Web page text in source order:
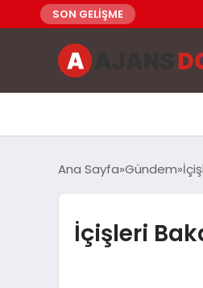
SON GELİŞME
Ana Sayfa Gündem
İçişleri